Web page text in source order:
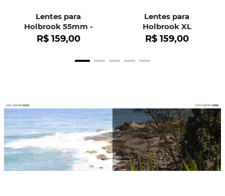
Lentes para
Holbrook 55mm -
OO9102
R$ 159,00
Lentes para
Holbrook XL
R$ 159,00